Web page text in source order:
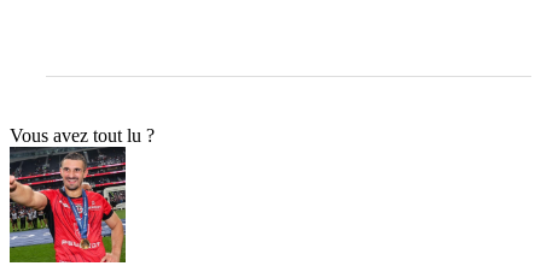
Vous avez tout lu ?